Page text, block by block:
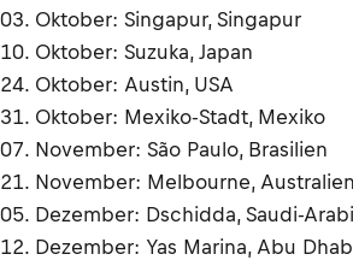
03. Oktober: Singapur, Singapur
10. Oktober: Suzuka, Japan
24. Oktober: Austin, USA
31. Oktober: Mexiko-Stadt, Mexiko
07. November: São Paulo, Brasilien
21. November: Melbourne, Australien
05. Dezember: Dschidda, Saudi-
12. Dezember: Yas Marina, Abu